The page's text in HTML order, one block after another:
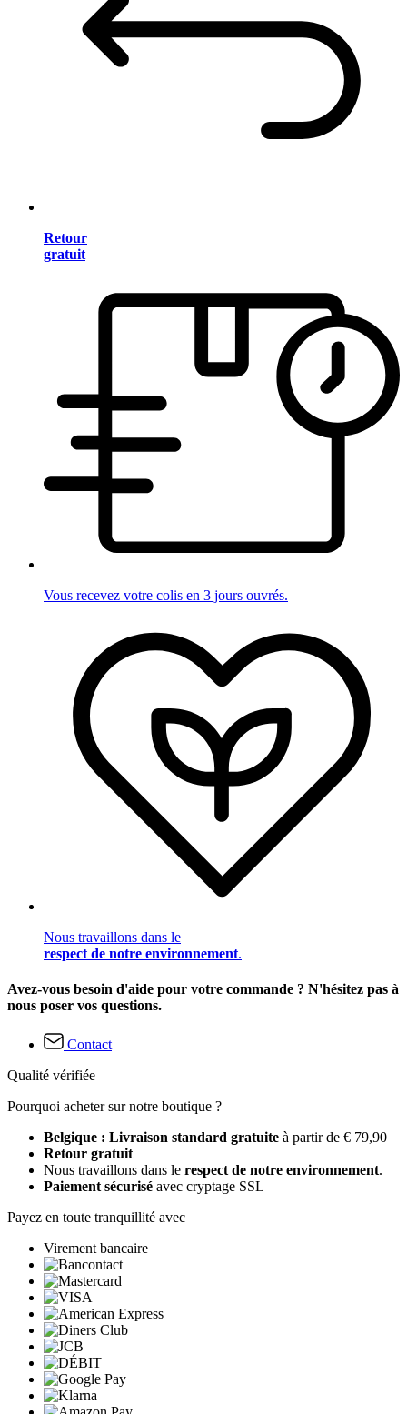
Retour
gratuit
Vous recevez votre colis en 3 jours ouvrés.
Nous travaillons dans le
respect de notre environnement.
Avez-vous besoin d'aide pour votre commande ? N'hésitez pas à
nous poser vos questions.
Contact
Qualité vérifiée
Pourquoi acheter sur notre boutique ?
Belgique : Livraison standard gratuite à partir de € 79,90
Retour gratuit
Nous travaillons dans le respect de notre environnement.
Paiement sécurisé avec cryptage SSL
Payez en toute tranquillité avec
Virement bancaire